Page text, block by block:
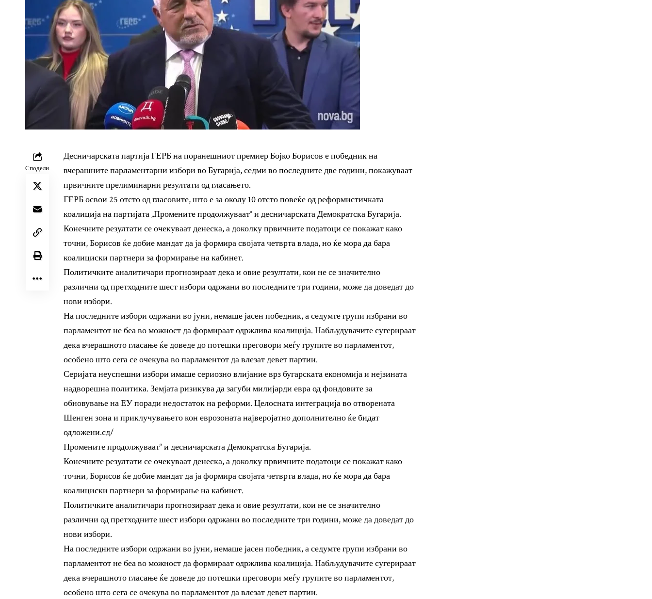
Сподели
Десничарската партија ГЕРБ на поранешниот премиер Бојко Борисов е победник на
вчерашните парламентарни избори во Бугарија, седми во последните две години, покажуваат
првичните прелиминарни резултати од гласањето.
ГЕРБ освои 25 отсто од гласовите, што е за околу 10 отсто повеќе од реформистичката
коалиција на партијата „Промените продолжуваат“ и десничарската Демократска Бугарија.
Конечните резултати се очекуваат денеска, а доколку првичните податоци се покажат како
точни, Борисов ќе добие мандат да ја формира својата четврта влада, но ќе мора да бара
коалициски партнери за формирање на кабинет.
Политичките аналитичари прогнозираат дека и овие резултати, кои не се значително
различни од претходните шест избори одржани во последните три години, може да доведат до
нови избори.
На последните избори одржани во јуни, немаше јасен победник, а седумте групи избрани во
парламентот не беа во можност да формираат одржлива коалиција. Набљудувачите сугерираат
дека вчерашното гласање ќе доведе до потешки преговори меѓу групите во парламентот,
особено што сега се очекува во парламентот да влезат девет партии.
Серијата неуспешни избори имаше сериозно влијание врз бугарската економија и нејзината
надворешна политика. Земјата ризикува да загуби милијарди евра од фондовите за
обновување на ЕУ поради недостаток на реформи. Целосната интеграција во отворената
Шенген зона и приклучувањето кон еврозоната најверојатно дополнително ќе бидат
одложени.сд/
Промените продолжуваат“ и десничарската Демократска Бугарија.
Конечните резултати се очекуваат денеска, а доколку првичните податоци се покажат како
точни, Борисов ќе добие мандат да ја формира својата четврта влада, но ќе мора да бара
коалициски партнери за формирање на кабинет.
Политичките аналитичари прогнозираат дека и овие резултати, кои не се значително
различни од претходните шест избори одржани во последните три години, може да доведат до
нови избори.
На последните избори одржани во јуни, немаше јасен победник, а седумте групи избрани во
парламентот не беа во можност да формираат одржлива коалиција. Набљудувачите сугерираат
дека вчерашното гласање ќе доведе до потешки преговори меѓу групите во парламентот,
особено што сега се очекува во парламентот да влезат девет партии.